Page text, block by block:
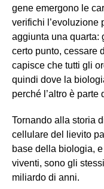
gene emergono le
verifichi l’evoluzione
aggiunta una quarta:
certo punto, cessare
capisce che tutti gli
quindi dove la
perché l’altro è parte
Tornando alla storia
cellulare del lievito
base della biologia,
viventi, sono gli
miliardo di anni.